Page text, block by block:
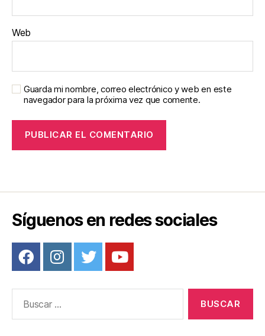
Web
Guarda mi nombre, correo electrónico y web en este
navegador para la próxima vez que comente.
Síguenos en redes sociales